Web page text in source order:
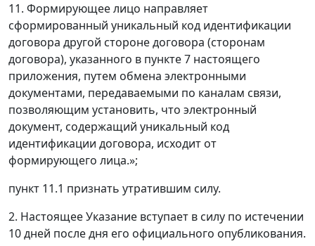
11. Формирующее лицо направляет
сформированный уникальный код идентификации
договора другой стороне договора (сторонам
договора), указанного в пункте 7 настоящего
приложения, путем обмена электронными
документами, передаваемыми по каналам связи,
позволяющим установить, что электронный
документ, содержащий уникальный код
идентификации договора, исходит от
формирующего лица.»;
пункт 11.1 признать утратившим силу.
2. Настоящее Указание вступает в силу по истечении
10 дней после дня его официального опубликования.